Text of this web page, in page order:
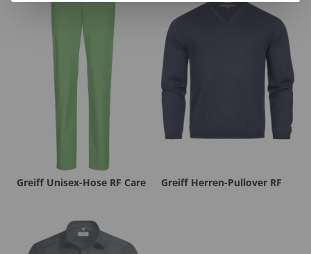
Greiff Unisex-Hose RF Care Greiff Herren-Pullover RF